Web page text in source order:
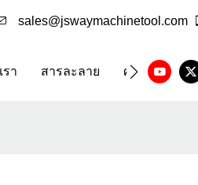
sales@jswaymachinetool.com
รา สารละลาย ศูนย์ข้อมูล